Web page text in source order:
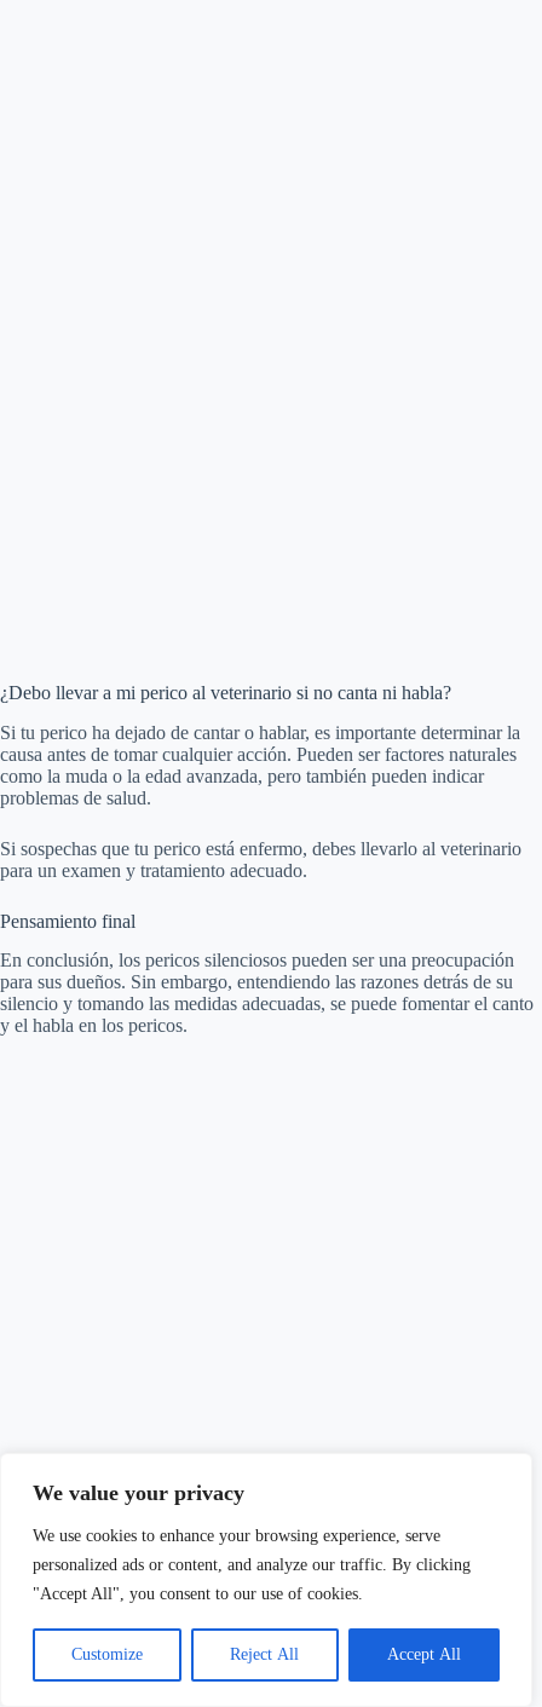
We value your privacy
We use cookies to enhance your browsing experience, serve
personalized ads or content, and analyze our traffic. By clicking
"Accept All", you consent to our use of cookies.
Customize Reject All Accept All
¿Debo llevar a mi perico al veterinario si no canta ni habla?
Si tu perico ha dejado de cantar o hablar, es importante determinar la
causa antes de tomar cualquier acción. Pueden ser factores naturales
como la muda o la edad avanzada, pero también pueden indicar
problemas de salud.
Si sospechas que tu perico está enfermo, debes llevarlo al veterinario
para un examen y tratamiento adecuado.
Pensamiento final
En conclusión, los pericos silenciosos pueden ser una preocupación
para sus dueños. Sin embargo, entendiendo las razones detrás de su
silencio y tomando las medidas adecuadas, se puede fomentar el canto
y el habla en los pericos.